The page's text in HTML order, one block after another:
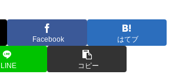
Facebook はてブ
LINE コピー